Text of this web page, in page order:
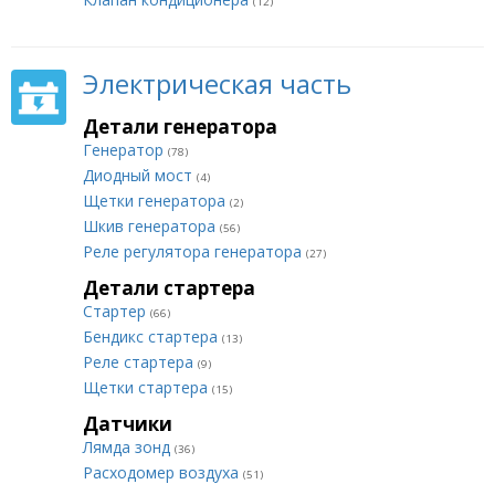
Электрическая часть
Детали генератора
Генератор (78)
Диодный мост (4)
Щетки генератора (2)
Шкив генератора (56)
Реле регулятора генератора (27)
Детали стартера
Стартер (66)
Бендикс стартера (13)
Реле стартера (9)
Щетки стартера (15)
Датчики
Лямда зонд (36)
Расходомер воздуха (51)